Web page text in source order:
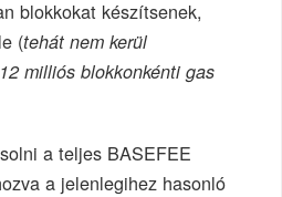
blokkokat készítsenek,
(tehát nem kerül
milliós blokkonkénti gas
a teljes BASEFEE
a jelenlegihez hasonló